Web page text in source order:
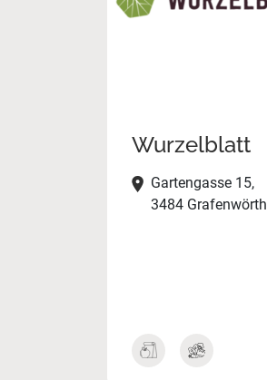
Wurzelblatt
Gartengasse 15,
3484 Grafenwörth